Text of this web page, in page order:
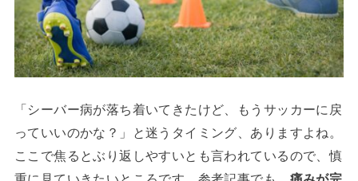
「シーバー病が落ち着いてきたけど、もうサッカーに戻
っていいのかな？」と迷うタイミング、ありますよね。
ここで焦るとぶり返しやすいとも言われているので、慎